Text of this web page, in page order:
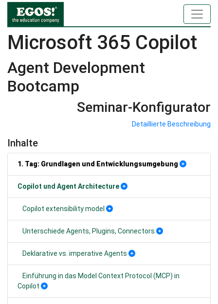
Microsoft 365 Copilot
Agent Development
Bootcamp
Seminar-Konfigurator
Detaillierte Beschreibung
Inhalte
1. Tag: Grundlagen und Entwicklungsumgebung
Copilot und Agent Architecture
Copilot extensibility model
Unterschiede Agents, Plugins, Connectors
Deklarative vs. imperative Agents
Einführung in das Model Context Protocol (MCP) in
Copilot